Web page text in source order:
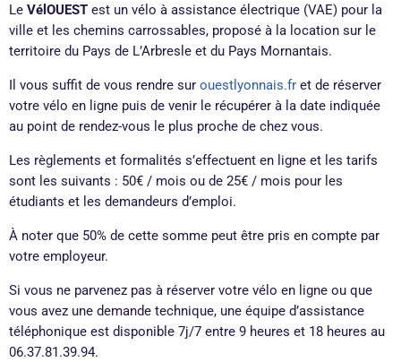
Le VélOUEST est un vélo à assistance électrique (VAE) pour la
ville et les chemins carrossables, proposé à la location sur le
territoire du Pays de L’Arbresle et du Pays Mornantais.
Il vous suffit de vous rendre sur ouestlyonnais.fr et de réserver
votre vélo en ligne puis de venir le récupérer à la date indiquée
au point de rendez-vous le plus proche de chez vous.
Les règlements et formalités s’effectuent en ligne et les tarifs
sont les suivants : 50€ / mois ou de 25€ / mois pour les
étudiants et les demandeurs d’emploi.
À noter que 50% de cette somme peut être pris en compte par
votre employeur.
Si vous ne parvenez pas à réserver votre vélo en ligne ou que
vous avez une demande technique, une équipe d’assistance
téléphonique est disponible 7j/7 entre 9 heures et 18 heures au
06.37.81.39.94.